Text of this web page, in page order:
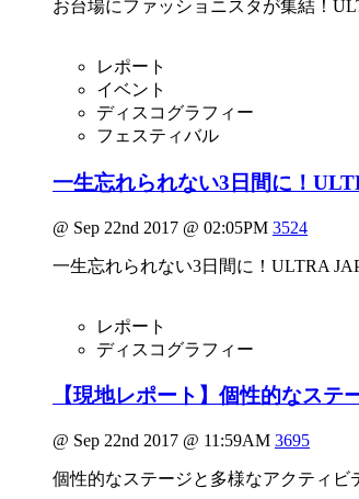
お台場にファッショニスタが集結！
レポート
イベント
ディスコグラフィー
フェスティバル
一生忘れられない3日間に！
@ Sep 22nd 2017 @ 02:05PM 3524
一生忘れられない3日間に！ULTRA
レポート
ディスコグラフィー
【現地レポート】個性的なス
@ Sep 22nd 2017 @ 11:59AM 3695
個性的なステージと多様なアクティビ